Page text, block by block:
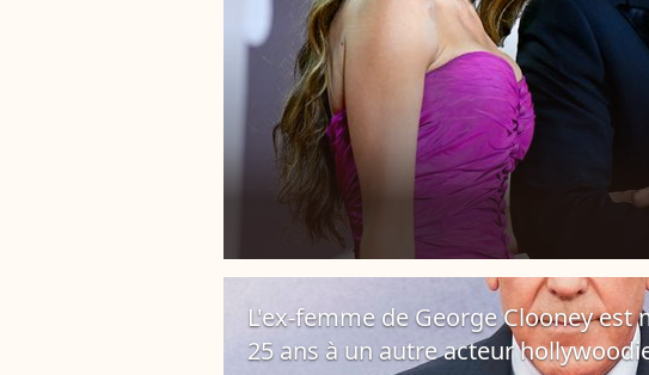
L'ex-femme de George Clooney est
25 ans à un autre acteur